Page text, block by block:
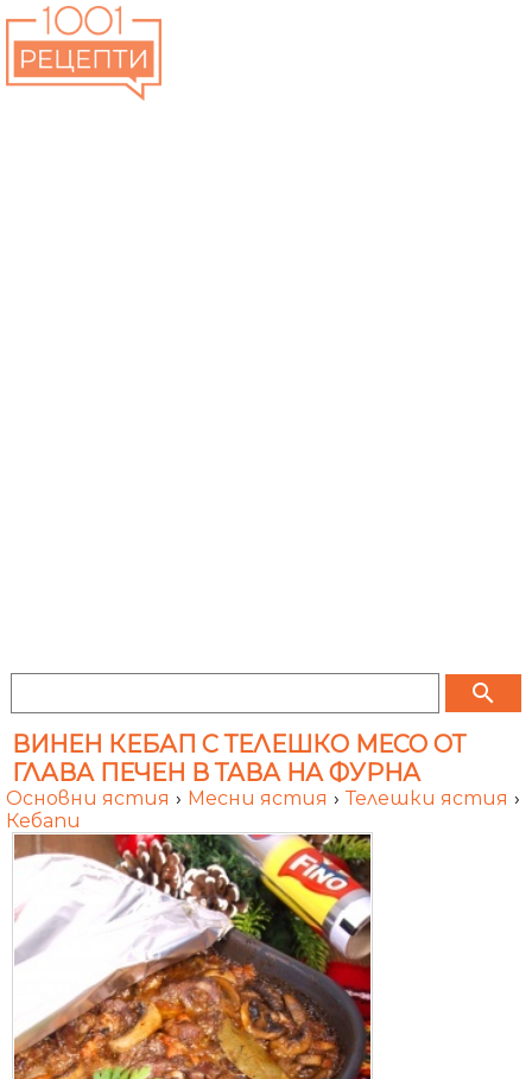
search
ВИНЕН КЕБАП С ТЕЛЕШКО МЕСО ОТ
ГЛАВА ПЕЧЕН В ТАВА НА ФУРНА
Основни ястия › Месни ястия › Телешки ястия ›
Кебапи